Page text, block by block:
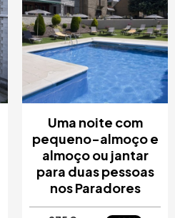
Uma noite com
pequeno-almoço e
almoço ou jantar
para duas pessoas
nos Paradores